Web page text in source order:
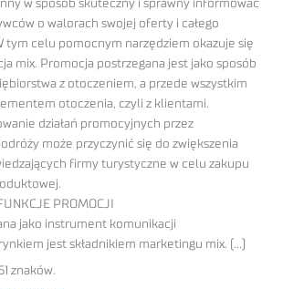
w sposób skuteczny i sprawny informować
o walorach swojej oferty i całego
tym celu pomocnym narzędziem okazuje się
mix. Promocja postrzegana jest jako sposób
z otoczeniem, a przede wszystkim
otoczenia, czyli z klientami.
działań promocyjnych przez
może przyczynić się do zwiększenia
firmy turystyczne w celu zakupu
PROMOCJI
jako instrument komunikacji
jest składnikiem marketingu mix. (…)
znaków.